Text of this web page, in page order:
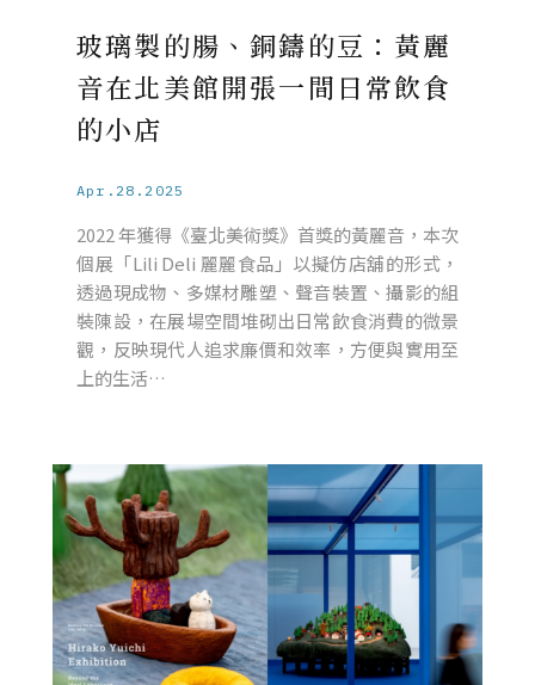
玻璃製的腸、銅鑄的豆：黃麗
音在北美館開張一間日常飲食
的小店
Apr.28.2025
2022 年獲得《臺北美術獎》首獎的黃麗音，本次
個展「Lili Deli 麗麗食品」以擬仿店舖的形式，
透過現成物、多媒材雕塑、聲音裝置、攝影的組
裝陳設，在展場空間堆砌出日常飲食消費的微景
觀，反映現代人追求廉價和效率，方便與實用至
上的生活…